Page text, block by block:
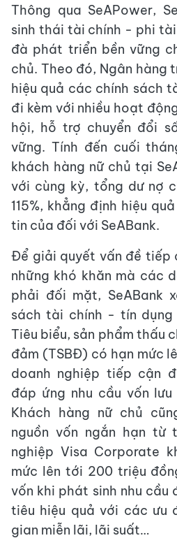
Thông qua SeAPower,
sinh thái tài chính - phi
đà phát triển bền vững
chủ. Theo đó, Ngân hàng
hiệu quả các chính sách
đi kèm với nhiều hoạt
hội, hỗ trợ chuyển đổi
vững. Tính đến cuối
khách hàng nữ chủ tại
với cùng kỳ, tổng dư nợ
115%, khẳng định hiệu
tin của đối với SeABank.
Để giải quyết vấn đề tiếp
những khó khăn mà các
phải đối mặt, SeABank
sách tài chính - tín dụng
Tiêu biểu, sản phẩm thấu
đảm (TSBĐ) có hạn mức
doanh nghiệp tiếp cận
đáp ứng nhu cầu vốn
Khách hàng nữ chủ
nguồn vốn ngắn hạn từ
nghiệp Visa Corporate
mức lên tới 200 triệu
vốn khi phát sinh nhu cầu
tiêu hiệu quả với các ưu
gian miễn lãi, lãi suất…